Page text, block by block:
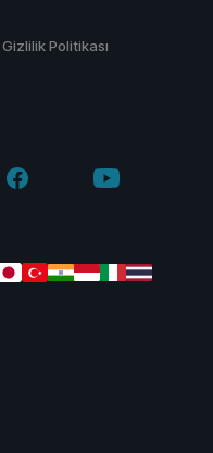
Gizlilik Politikası